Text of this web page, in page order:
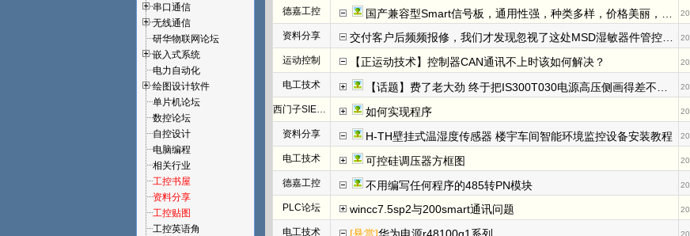
串口通信
无线通信
研华物联网论坛
嵌入式系统
电力自动化
绘图设计软件
单片机论坛
数控论坛
自控设计
电脑编程
相关行业
工控书屋
资料分享
工控贴图
工控英语角
德嘉工控 国产兼容型Smart信号板，通用性强，种类多样，价格美丽，完美兼容。
资料分享 交付客户后频频报修，我们才发现忽视了这处MSD湿敏器件管控的细节
运动控制 【正运动技术】控制器CAN通讯不上时该如何解决？
电工技术 【话题】费了老大劲 终于把IS300T030电源高压侧画得差不多了
西门子SIEMENS 如何实现程序
资料分享 H-TH壁挂式温湿度传感器 楼宇车间智能环境监控设备安装教程
电工技术 可控硅调压器方框图
德嘉工控 不用编写任何程序的485转PN模块
PLC论坛 wincc7.5sp2与200smart通讯问题
电工技术